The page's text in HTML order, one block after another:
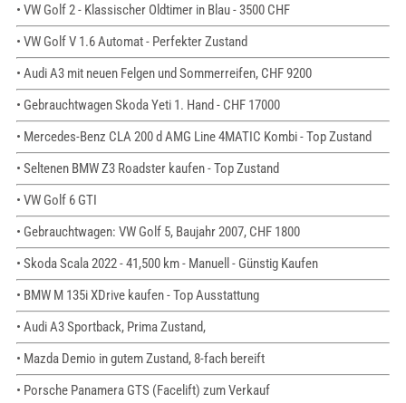
• VW Golf 2 - Klassischer Oldtimer in Blau - 3500 CHF
• VW Golf V 1.6 Automat - Perfekter Zustand
• Audi A3 mit neuen Felgen und Sommerreifen, CHF 9200
• Gebrauchtwagen Skoda Yeti 1. Hand - CHF 17000
• Mercedes-Benz CLA 200 d AMG Line 4MATIC Kombi - Top Zustand
• Seltenen BMW Z3 Roadster kaufen - Top Zustand
• VW Golf 6 GTI
• Gebrauchtwagen: VW Golf 5, Baujahr 2007, CHF 1800
• Skoda Scala 2022 - 41,500 km - Manuell - Günstig Kaufen
• BMW M 135i XDrive kaufen - Top Ausstattung
• Audi A3 Sportback, Prima Zustand,
• Mazda Demio in gutem Zustand, 8-fach bereift
• Porsche Panamera GTS (Facelift) zum Verkauf